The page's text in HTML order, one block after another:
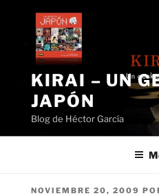
contenido
KIRAI – UN
JAPÓN
Blog de Héctor García
PUBLICADO
NOVIEMBRE 20, 2009